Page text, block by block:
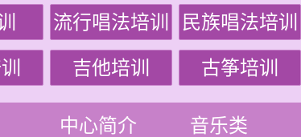
流行唱法培训 民族唱法培训
吉他培训 古筝培训
中心简介 音乐类